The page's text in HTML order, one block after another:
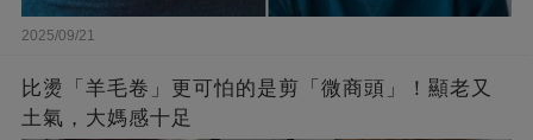
2025/09/21
比燙「羊毛卷」更可怕的是剪「微商頭」！顯老又
土氣，大媽感十足